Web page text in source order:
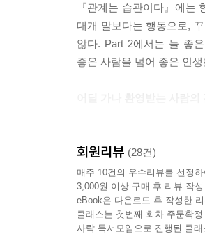
『관계는 습관이다』에는
대개 말보다는 행동으로,
않다. Part 2에서는 늘 좋
좋은 사람을 넘어 좋은 인
2. 부족함을 인정하고 자신
3. 뒷담화를 즐기지 않는다
4. 처음과 끝을 한결같이 한
5. 묵묵히 자기만족을 위해
6. 사소한 장점까지 찾아내
회원리뷰 (28건)
매주 10건의 우수리뷰를 선정
3,000원 이상 구매 후 리뷰 작성
eBook은 다운로드 후 작성한
클래스는 첫번째 회차 주문확
사락 독서모임으로 진행된 클